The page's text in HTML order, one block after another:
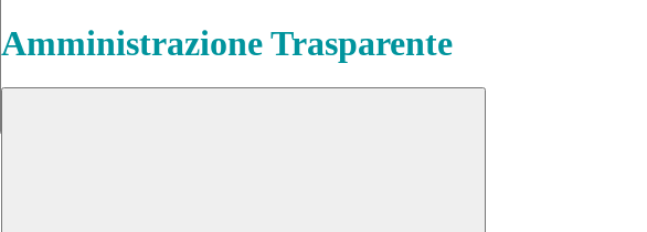
Amministrazione Trasparente